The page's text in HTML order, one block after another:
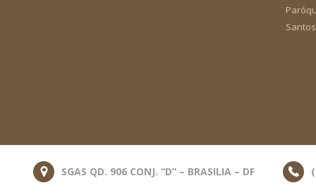
Santos
SGAS QD. 906 CONJ. “D” – BRASILIA – DF